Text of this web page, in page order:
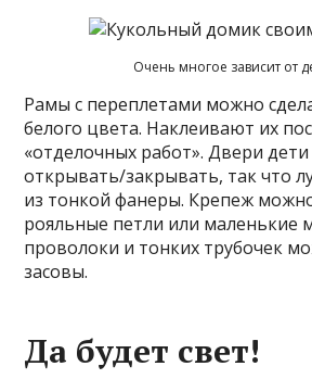
Очень многое зависит от
Рамы с переплетами можно
белого цвета. Наклеивают их
«отделочных работ». Двери
открывать/закрывать, так что
из тонкой фанеры. Крепеж
рояльные петли или маленькие
проволоки и тонких трубочек
засовы.
Да будет свет!